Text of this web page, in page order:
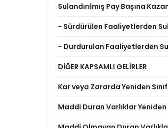
Sulandırılmış Pay Başına
- Sürdürülen Faaliyetlerden
- Durdurulan Faaliyetlerden
DİĞER KAPSAMLI GELİRLER
Kar veya Zararda Yeniden
Maddi Duran Varlıklar